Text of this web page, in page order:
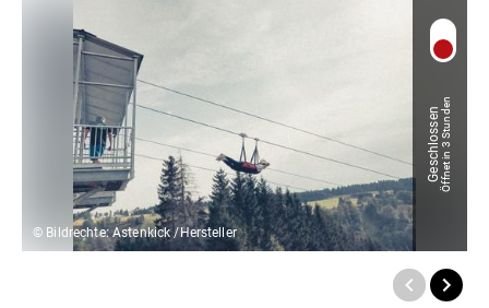
Radfahren
Tourenportal
Tourist-Information
© Bildrechte: Astenkick /Hersteller
GeschlossenÖffnet in 3 Stunden